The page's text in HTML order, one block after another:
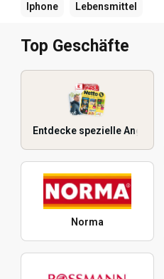
Iphone Lebensmittel
Top Geschäfte
Entdecke spezielle Angebote
Norma